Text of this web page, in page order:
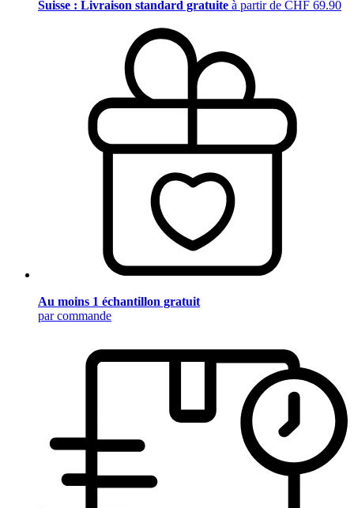
Suisse : Livraison standard gratuite à partir de CHF 69.90
Au moins 1 échantillon gratuit
par commande